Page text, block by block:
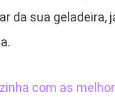
da sua geladeira,
com as